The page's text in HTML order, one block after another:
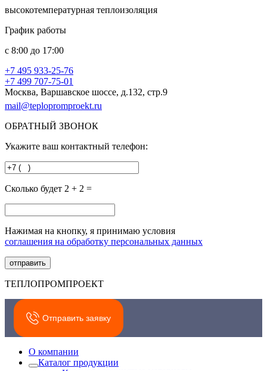
высокотемпературная теплоизоляция
График работы
с 8:00 до 17:00
+7 495 933-25-76
+7 499 707-75-01
Москва, Варшавское шоссе, д.132, стр.9
mail@teplopromproekt.ru
ОБРАТНЫЙ ЗВОНОК
Укажите ваш контактный телефон:
Сколько будет 2 + 2 =
Нажимая на кнопку, я принимаю условия
соглашения на обработку персональных данных
ТЕПЛОПРОМПРОЕКТ
Отправить заявку
О компании
Каталог продукции